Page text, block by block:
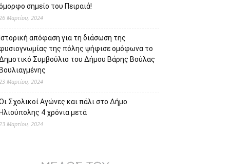
σημείο του Πειραιά!
Μαρτίου, 2024
Ιστορική απόφαση για τη διάσωση της
της πόλης ψήφισε ομόφωνα το
Συμβούλιο του Δήμου Βάρης Βούλας
Βουλιαγμένης
Μαρτίου, 2024
Σχολικοί Αγώνες και πάλι στο Δήμο
Ηλιούπολης 4 χρόνια μετά
Μαρτίου, 2024